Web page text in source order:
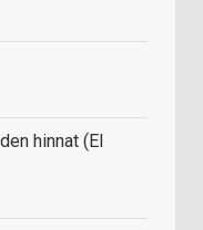
hinnat (EI